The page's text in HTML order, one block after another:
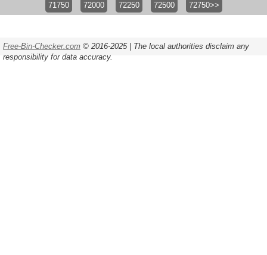
71750 72000 72250 72500 72750>>
Free-Bin-Checker.com © 2016-2025 | The local authorities disclaim any
responsibility for data accuracy.